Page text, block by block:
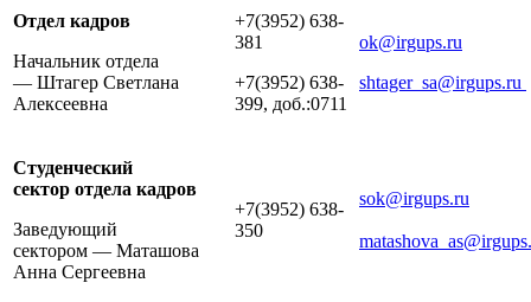
Отдел кадров
Начальник отдела
— Штагер Светлана
Алексеевна
+7(3952) 638-
381
+7(3952) 638-
399, доб.:0711
ok@irgups.ru
shtager_sa@irgups.ru
Студенческий
сектор отдела кадров
Заведующий
сектором — Маташова
Анна Сергеевна
+7(3952) 638-
350
sok@irgups.ru